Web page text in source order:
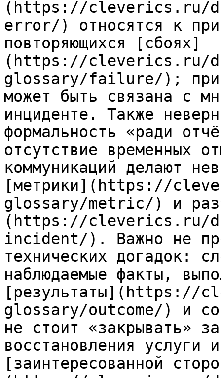
(https://cleverics.ru/
error/) относятся к
повторяющихся [сбоях]
(https://cleverics.ru/
glossary/failure/); при
может быть связана с
инциденте. Также
формальность «ради
отсутствие временных
коммуникаций делают
[метрики](https://
glossary/metric/) и
(https://cleverics.ru/
incident/). Важно не
технических догадок:
наблюдаемые факты,
glossary/outcome/) и
не стоит «закрывать»
восстановления услуги
[заинтересованной